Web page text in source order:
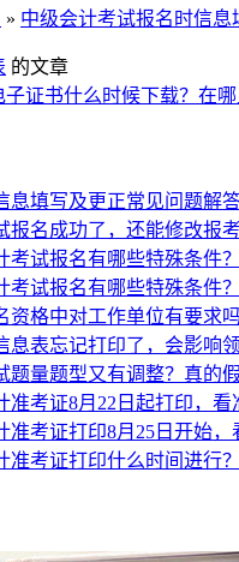
» 中级会计考试报名时信
的文章
子证书什么时候下载？在
息填写及更正常见问题解答
报名成功了，还能修改报
考试报名有哪些特殊条件
考试报名有哪些特殊条件
资格中对工作单位有要求
息表忘记打印了，会影响
题量题型又有调整？真的
准考证8月22日起打印，看
准考证打印8月25日开始
准考证打印什么时间进行